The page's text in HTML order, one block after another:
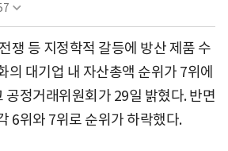
쟁 등 지정학적 갈등에 방산 제품 수
의 대기업 내 자산총액 순위가 7위에
공정거래위원회가 29일 밝혔다. 반면
6위와 7위로 순위가 하락했다.